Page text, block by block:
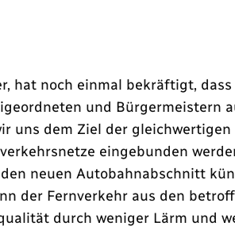
hat noch einmal bekräftigt,
und Bürgermeistern
uns dem Ziel der
eingebunden
neuen Autobahnabschnitt
der Fernverkehr aus den
durch weniger Lärm und